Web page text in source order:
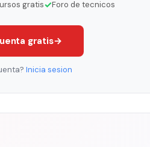
gratis✓Foro de tecnicos
gratis→
Inicia sesion